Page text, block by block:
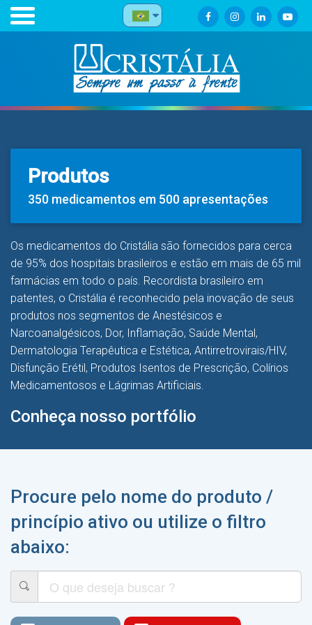
Produtos
350 medicamentos em 500 apresentações
Os medicamentos do Cristália são fornecidos para cerca
de 95% dos hospitais brasileiros e estão em mais de 65 mil
farmácias em todo o país. Recordista brasileiro em
patentes, o Cristália é reconhecido pela inovação de seus
produtos nos segmentos de Anestésicos e
Narcoanalgésicos, Dor, Inflamação, Saúde Mental,
Dermatologia Terapêutica e Estética, Antirretrovirais/HIV,
Disfunção Erétil, Produtos Isentos de Prescrição, Colírios
Medicamentosos e Lágrimas Artificiais.
Conheça nosso portfólio
Procure pelo nome do produto /
princípio ativo ou utilize o filtro
abaixo: